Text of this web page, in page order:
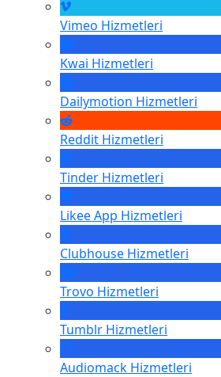
Vimeo Hizmetleri
Kwai Hizmetleri
Dailymotion Hizmetleri
Reddit Hizmetleri
Tinder Hizmetleri
Likee App Hizmetleri
Clubhouse Hizmetleri
Trovo Hizmetleri
Tumblr Hizmetleri
Audiomack Hizmetleri